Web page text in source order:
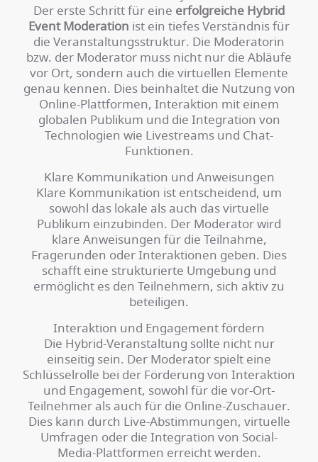
Der erste Schritt für eine erfolgreiche Hybrid
Event Moderation ist ein tiefes Verständnis für
die Veranstaltungsstruktur. Die Moderatorin
bzw. der Moderator muss nicht nur die Abläufe
vor Ort, sondern auch die virtuellen Elemente
genau kennen. Dies beinhaltet die Nutzung von
Online-Plattformen, Interaktion mit einem
globalen Publikum und die Integration von
Technologien wie Livestreams und Chat-
Funktionen.
Klare Kommunikation und Anweisungen
Klare Kommunikation ist entscheidend, um
sowohl das lokale als auch das virtuelle
Publikum einzubinden. Der Moderator wird
klare Anweisungen für die Teilnahme,
Fragerunden oder Interaktionen geben. Dies
schafft eine strukturierte Umgebung und
ermöglicht es den Teilnehmern, sich aktiv zu
beteiligen.
Interaktion und Engagement fördern
Die Hybrid-Veranstaltung sollte nicht nur
einseitig sein. Der Moderator spielt eine
Schlüsselrolle bei der Förderung von Interaktion
und Engagement, sowohl für die vor-Ort-
Teilnehmer als auch für die Online-Zuschauer.
Dies kann durch Live-Abstimmungen, virtuelle
Umfragen oder die Integration von Social-
Media-Plattformen erreicht werden.